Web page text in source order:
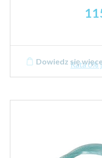
Rata 0%
Dowiedz się